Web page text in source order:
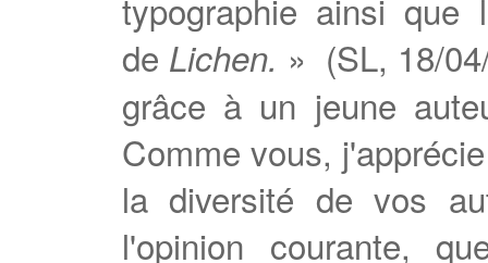
typographie ainsi que
de Lichen. » (SL, 18/
grâce à un jeune
Comme vous,
la diversité de vos
l'opinion courante,